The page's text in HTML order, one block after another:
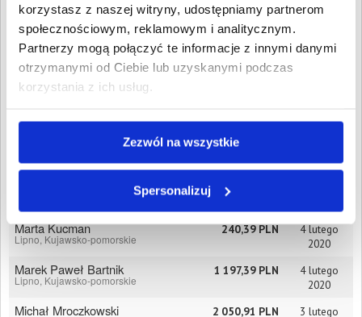
korzystasz z naszej witryny, udostępniamy partnerom
społecznościowym, reklamowym i analitycznym.
Partnerzy mogą połączyć te informacje z innymi danymi
otrzymanymi od Ciebie lub uzyskanymi podczas
korzystania z ich usług.
Zezwól na wszystkie
Spersonalizuj
Adrian Łukasz
Kotkiewicz
Lipno, Kujawsko-pomorskie
1 261,39 PLN
13 sierpnia
Krystian Adam Łożyński
Lipno, Kujawsko-pomorskie
1 273,39 PLN
24 lipca
Wirginia Adrianna
Lipno, Kujawsko-pomorskie
Eliza Anna Witkowska 1 277,39 PLN
2020
Remigiusz Szpiegowski
Lipno, Kujawsko-pomorskie
220,39 PLN
Marta Kucman
Lipno, Kujawsko-pomorskie
240,39 PLN
4 lutego
2020
Marek Paweł Bartnik
Lipno, Kujawsko-pomorskie
1 197,39 PLN
4 lutego
2020
Michał Mroczkowski 2 050,91 PLN
3 lutego